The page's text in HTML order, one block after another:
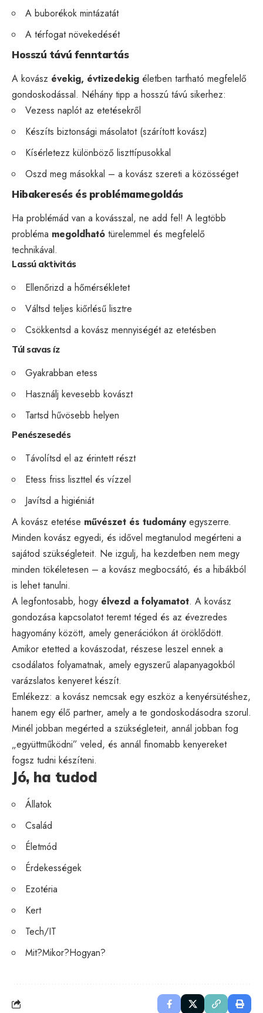
A buborékok mintázatát
A térfogat növekedését
Hosszú távú fenntartás
A kovász évekig, évtizedekig életben tartható megfelelő
gondoskodással. Néhány tipp a hosszú távú sikerhez:
Vezess naplót az etetésekről
Készíts biztonsági másolatot (szárított kovász)
Kísérletezz különböző liszttípusokkal
Oszd meg másokkal – a kovász szereti a közösséget
Hibakeresés és problémamegoldás
Ha problémád van a kovásszal, ne add fel! A legtöbb
probléma megoldható türelemmel és megfelelő
technikával.
Lassú aktivitás
Ellenőrizd a hőmérsékletet
Váltsd teljes kiőrlésű lisztre
Csökkentsd a kovász mennyiségét az etetésben
Túl savas íz
Gyakrabban etess
Használj kevesebb kovászt
Tartsd hűvösebb helyen
Penészesedés
Távolítsd el az érintett részt
Etess friss liszttel és vízzel
Javítsd a higiéniát
A kovász etetése művészet és tudományegyszerre.
Minden kovász egyedi, és idővel megtanulod megérteni a
sajátod szükségleteit. Ne izgulj, ha kezdetben nem megy
minden tökéletesen – a kovász megbocsátó, és a hibákból
is lehet tanulni.
A legfontosabb, hogy élvezd a folyamatot. A kovász
gondozása kapcsolatot teremt téged és az évezredes
hagyomány között, amely generációkon át öröklődött.
Amikor etetted a kovászodat, részese leszel ennek a
csodálatos folyamatnak, amely egyszerű alapanyagokból
varázslatos kenyeret készít.
Emlékezz: a kovász nemcsak egy eszköz a kenyérsütéshez,
hanem egy élő partner, amely a te gondoskodásodra szorul.
Minél jobban megérted a szükségleteit, annál jobban fog
„együttműködni” veled, és annál finomabb kenyereket
fogsz tudni készíteni.
Jó, ha tudod
Állatok
Család
Életmód
Érdekességek
Ezotéria
Kert
Tech/IT
Mit?Mikor?Hogyan?